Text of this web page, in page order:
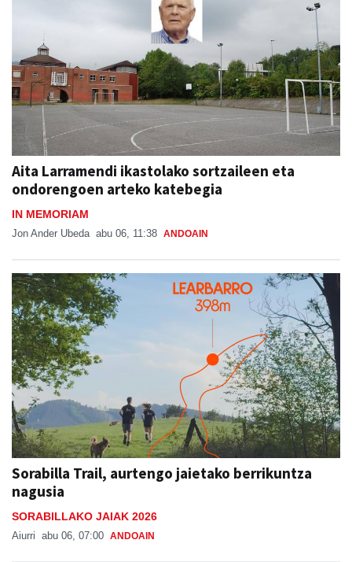
Aita Larramendi ikastolako sortzaileen eta
ondorengoen arteko katebegia
IN MEMORIAM
Jon Ander Ubeda abu 06, 11:38 ANDOAIN
Sorabilla Trail, aurtengo jaietako berrikuntza
nagusia
SORABILLAKO JAIAK 2026
Aiurri abu 06, 07:00 ANDOAIN